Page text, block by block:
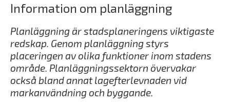
Information om planläggning
Planläggning är stadsplaneringens viktigaste
redskap. Genom planläggning styrs
placeringen av olika funktioner inom stadens
område. Planläggningssektorn övervakar
också bland annat lagefterlevnaden vid
markanvändning och byggande.